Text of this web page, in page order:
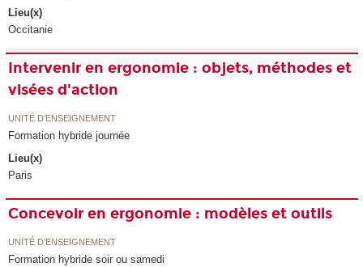
Lieu(x)
Occitanie
Intervenir en ergonomie : objets, méthodes et
visées d'action
UNITÉ D’ENSEIGNEMENT
Formation hybride journée
Lieu(x)
Paris
Concevoir en ergonomie : modèles et outils
UNITÉ D’ENSEIGNEMENT
Formation hybride soir ou samedi